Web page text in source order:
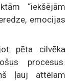
“iekšējām
emocijas
pēta cilvēka
procesus.
ļauj attēlam